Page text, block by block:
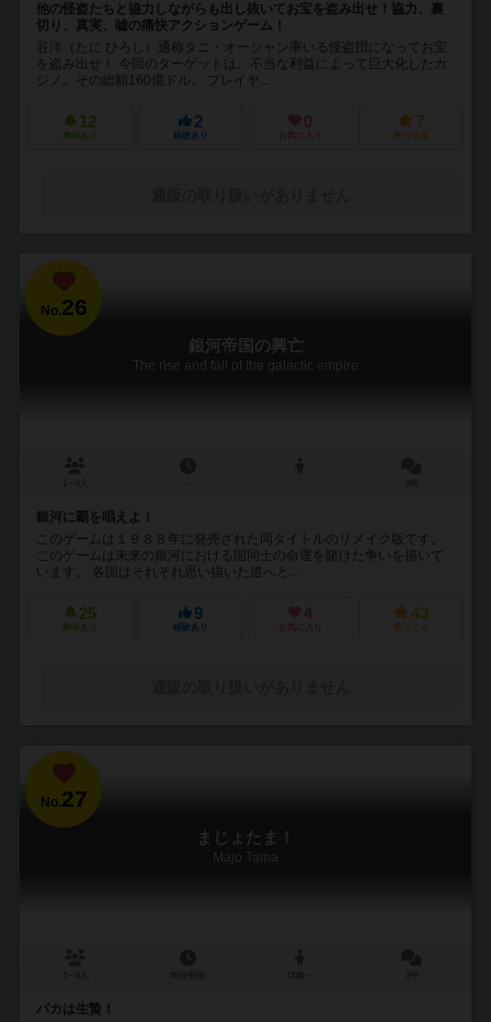
他の怪盗たちと協力しながらも出し抜いてお宝を盗み出せ！協力、裏
切り、真実、嘘の痛快アクションゲーム！
谷洋（たに ひろし）通称タニ・オーシャン率いる怪盗団になってお宝
を盗み出せ！ 今回のターゲットは、不当な利益によって巨大化したカ
ジノ。その総額160億ドル。 プレイヤ...
12
興味あり
2
経験あり
0
お気に入り
7
持ってる
No.26
銀河帝国の興亡
The rise and fall of the galactic empire
銀河に覇を唱えよ！
このゲームは１９８８年に発売された同タイトルのリメイク版です。
このゲームは未来の銀河における国同士の命運を賭けた争いを描いて
います。 各国はそれぞれ思い描いた道へと...
25
興味あり
9
経験あり
4
お気に入り
43
持ってる
No.27
まじょたま！
Majo Tama
バカは生贄！